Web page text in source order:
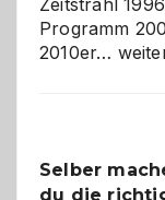
Programm
2010er…
und
Selber
du die